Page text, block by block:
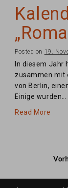
Posted on 19.
In diesem Jahr
zusammen mit
von Berlin,
Einige wurden…
Read More
der